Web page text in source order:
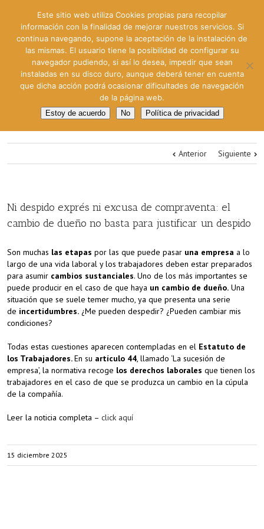
Anterior Siguiente
Ni despido exprés ni excusa de compraventa: el
cambio de dueño no basta para justificar un despido
Son muchas las etapas por las que puede pasar una empresa a lo
largo de una vida laboral y los trabajadores deben estar preparados
para asumir cambios sustanciales. Uno de los más importantes se
puede producir en el caso de que haya un cambio de dueño. Una
situación que se suele temer mucho, ya que presenta una serie
de incertidumbres. ¿Me pueden despedir? ¿Pueden cambiar mis
condiciones?
Todas estas cuestiones aparecen contempladas en el Estatuto de
los Trabajadores.En su artículo 44, llamado ‘La sucesión de
empresa’, la normativa recoge los derechos laborales que tienen los
trabajadores en el caso de que se produzca un cambio en la cúpula
de la compañía.
Leer la noticia completa – click aquí
15 diciembre 2025
Este sitio web utiliza Cookies propias para recopilar
información con la finalidad de mejorar nuestros servicios. Si
continua navegando, supone la aceptación de la instalación de
las mismas. El usuario tiene la posibilidad de configurar su
navegador pudiendo, si así lo desea, impedir que sean
instaladas en su disco duro, aunque deberá tener en cuenta
que dicha acción podrá ocasionar dificultades de navegación
de la página web.
Estoy de acuerdo No Política de privacidad